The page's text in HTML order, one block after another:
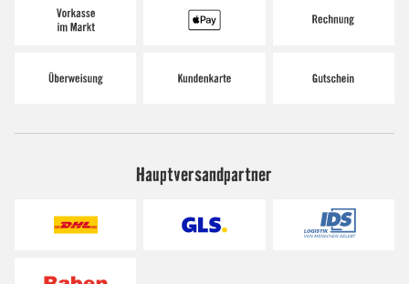
Hauptversandpartner